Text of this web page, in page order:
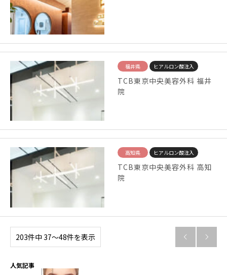
福井県 ヒアルロン酸注入
TCB東京中央美容外科 福井
院
高知県 ヒアルロン酸注入
TCB東京中央美容外科 高知
院
203件中 37〜48件を表示  
人気記事